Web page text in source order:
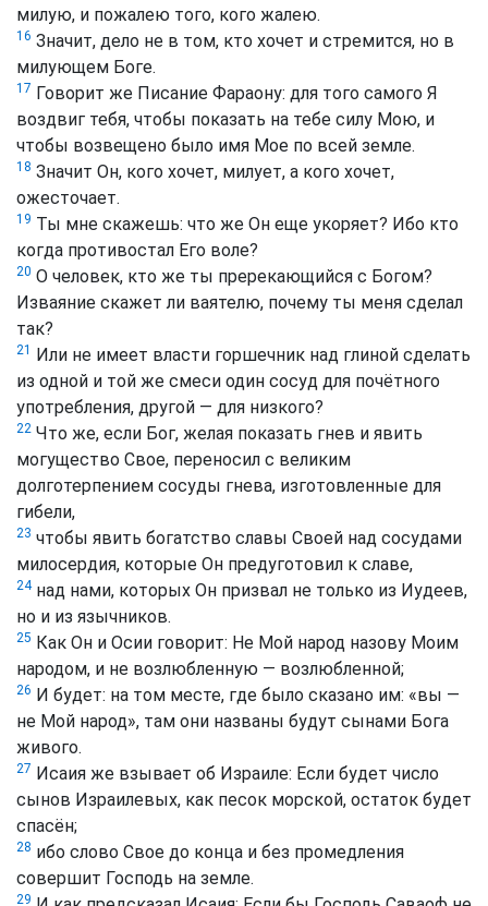
милую, и пожалею того, кого жалею.
16 Значит, дело не в том, кто хочет и стремится, но в
милующем Боге.
17 Говорит же Писание Фараону: для того самого Я
воздвиг тебя, чтобы показать на тебе силу Мою, и
чтобы возвещено было имя Мое по всей земле.
18 Значит Он, кого хочет, милует, а кого хочет,
ожесточает.
19 Ты мне скажешь: что же Он еще укоряет? Ибо кто
когда противостал Его воле?
20 О человек, кто же ты пререкающийся с Богом?
Изваяние скажет ли ваятелю, почему ты меня сделал
так?
21 Или не имеет власти горшечник над глиной сделать
из одной и той же смеси один сосуд для почётного
употребления, другой — для низкого?
22 Что же, если Бог, желая показать гнев и явить
могущество Свое, переносил с великим
долготерпением сосуды гнева, изготовленные для
гибели,
23 чтобы явить богатство славы Своей над сосудами
милосердия, которые Он предуготовил к славе,
24над нами, которых Он призвал не только из Иудеев,
но и из язычников.
25 Как Он и Осии говорит: Не Мой народ назову Моим
народом, и не возлюбленную — возлюбленной;
26 И будет: на том месте, где было сказано им: «вы —
не Мой народ», там они названы будут сынами Бога
живого.
27 Исаия же взывает об Израиле: Если будет число
сынов Израилевых, как песок морской, остаток будет
спасён;
28 ибо слово Свое до конца и без промедления
совершит Господь на земле.
29